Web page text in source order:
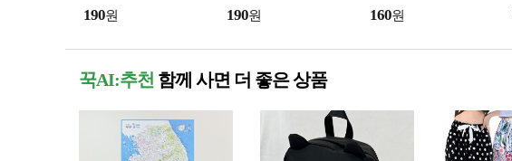
190원 190원 160원
꾹AI:추천 함께 사면 더 좋은 상품